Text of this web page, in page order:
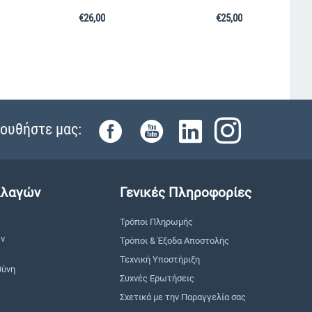
€26,00 €25,00
μας:
Γενικές Πληροφορίες
Τρόποι Πληρωμής
Τρόποι & Έξοδα Αποστολής
Τεχνική Υποστήριξη
Συχνές Ερωτήσεις
Σχετικά με την Παραγγελία σας